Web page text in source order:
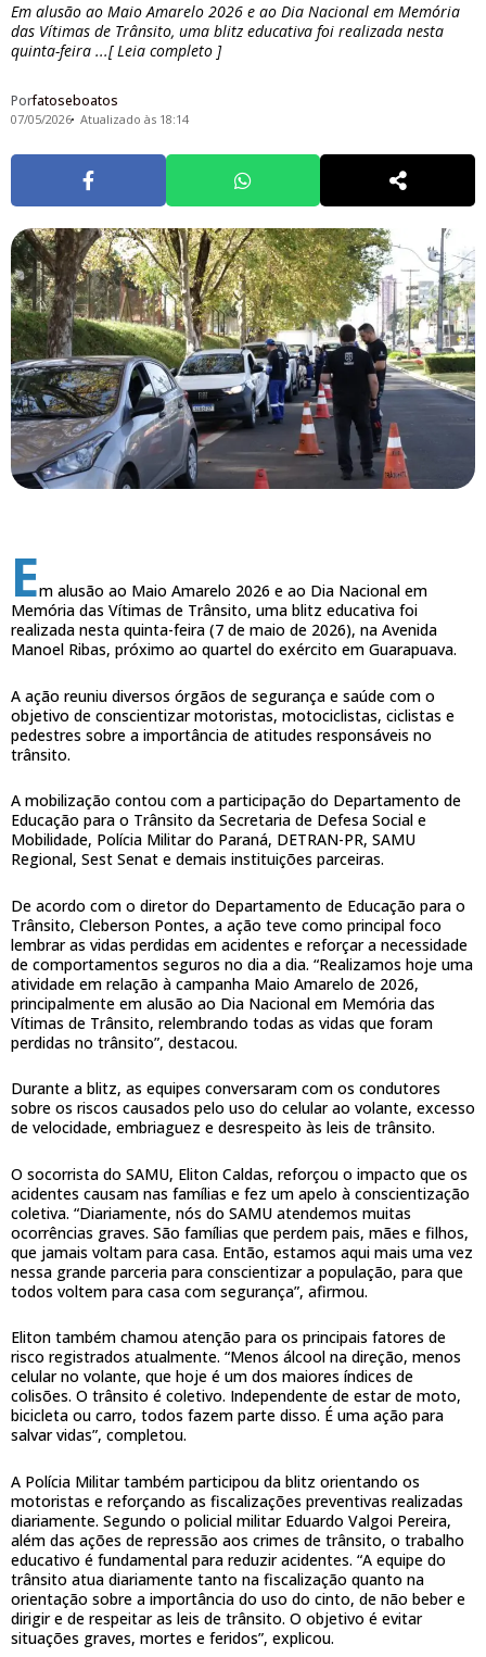
Em alusão ao Maio Amarelo 2026 e ao Dia Nacional em Memória
das Vítimas de Trânsito, uma blitz educativa foi realizada nesta
quinta-feira ...[ Leia completo ]
Porfatoseboatos
07/05/2026 Atualizado às 18:14
Em alusão ao Maio Amarelo 2026 e ao Dia Nacional em
Memória das Vítimas de Trânsito, uma blitz educativa foi
realizada nesta quinta-feira (7 de maio de 2026), na Avenida
Manoel Ribas, próximo ao quartel do exército em Guarapuava.
A ação reuniu diversos órgãos de segurança e saúde com o
objetivo de conscientizar motoristas, motociclistas, ciclistas e
pedestres sobre a importância de atitudes responsáveis no
trânsito.
A mobilização contou com a participação do Departamento de
Educação para o Trânsito da Secretaria de Defesa Social e
Mobilidade, Polícia Militar do Paraná, DETRAN-PR, SAMU
Regional, Sest Senat e demais instituições parceiras.
De acordo com o diretor do Departamento de Educação para o
Trânsito, Cleberson Pontes, a ação teve como principal foco
lembrar as vidas perdidas em acidentes e reforçar a necessidade
de comportamentos seguros no dia a dia. “Realizamos hoje uma
atividade em relação à campanha Maio Amarelo de 2026,
principalmente em alusão ao Dia Nacional em Memória das
Vítimas de Trânsito, relembrando todas as vidas que foram
perdidas no trânsito”, destacou.
Durante a blitz, as equipes conversaram com os condutores
sobre os riscos causados pelo uso do celular ao volante, excesso
de velocidade, embriaguez e desrespeito às leis de trânsito.
O socorrista do SAMU, Eliton Caldas, reforçou o impacto que os
acidentes causam nas famílias e fez um apelo à conscientização
coletiva. “Diariamente, nós do SAMU atendemos muitas
ocorrências graves. São famílias que perdem pais, mães e filhos,
que jamais voltam para casa. Então, estamos aqui mais uma vez
nessa grande parceria para conscientizar a população, para que
todos voltem para casa com segurança”, afirmou.
Eliton também chamou atenção para os principais fatores de
risco registrados atualmente. “Menos álcool na direção, menos
celular no volante, que hoje é um dos maiores índices de
colisões. O trânsito é coletivo. Independente de estar de moto,
bicicleta ou carro, todos fazem parte disso. É uma ação para
salvar vidas”, completou.
A Polícia Militar também participou da blitz orientando os
motoristas e reforçando as fiscalizações preventivas realizadas
diariamente. Segundo o policial militar Eduardo Valgoi Pereira,
além das ações de repressão aos crimes de trânsito, o trabalho
educativo é fundamental para reduzir acidentes. “A equipe do
trânsito atua diariamente tanto na fiscalização quanto na
orientação sobre a importância do uso do cinto, de não beber e
dirigir e de respeitar as leis de trânsito. O objetivo é evitar
situações graves, mortes e feridos”, explicou.